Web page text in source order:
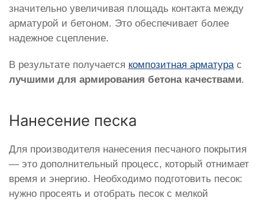
значительно увеличивая площадь контакта между
арматурой и бетоном. Это обеспечивает более
надежное сцепление.
В результате получается композитная арматура с
лучшими для армирования бетона качествами.
Нанесение песка
Для производителя нанесения песчаного покрытия
— это дополнительный процесс, который отнимает
время и энергию. Необходимо подготовить песок:
нужно просеять и отобрать песок с мелкой